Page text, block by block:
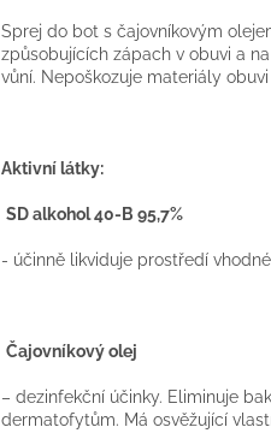
Sprej do bot s čajovníkovým
způsobujících zápach v obuvi a
vůní. Nepoškozuje materiály
Aktivní látky:
SD alkohol 40-B 95,7%
- účinně likviduje prostředí
Čajovníkový olej
– dezinfekční účinky. Eliminuje
dermatofytům. Má osvěžující